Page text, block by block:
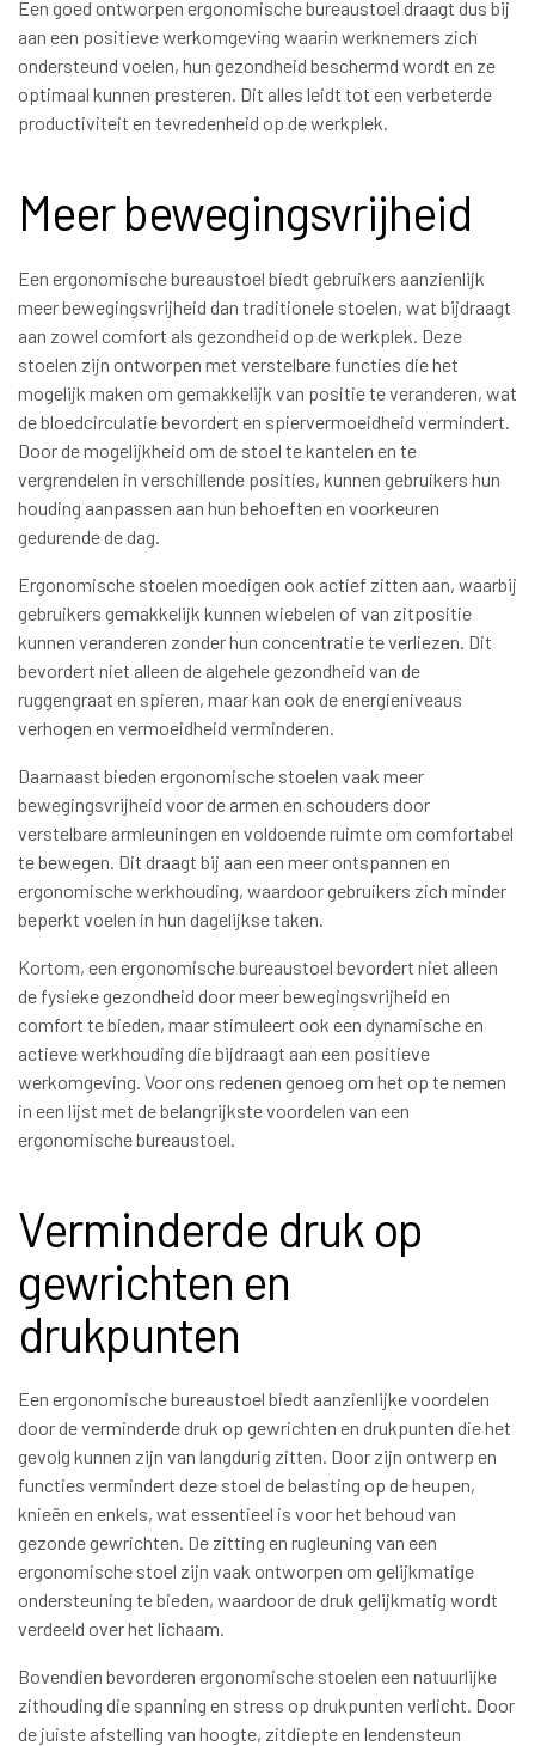
Een goed ontworpen ergonomische bureaustoel draagt dus bij
aan een positieve werkomgeving waarin werknemers zich
ondersteund voelen, hun gezondheid beschermd wordt en ze
optimaal kunnen presteren. Dit alles leidt tot een verbeterde
productiviteit en tevredenheid op de werkplek.
Meer bewegingsvrijheid
Een ergonomische bureaustoel biedt gebruikers aanzienlijk
meer bewegingsvrijheid dan traditionele stoelen, wat bijdraagt
aan zowel comfort als gezondheid op de werkplek. Deze
stoelen zijn ontworpen met verstelbare functies die het
mogelijk maken om gemakkelijk van positie te veranderen, wat
de bloedcirculatie bevordert en spiervermoeidheid vermindert.
Door de mogelijkheid om de stoel te kantelen en te
vergrendelen in verschillende posities, kunnen gebruikers hun
houding aanpassen aan hun behoeften en voorkeuren
gedurende de dag.
Ergonomische stoelen moedigen ook actief zitten aan, waarbij
gebruikers gemakkelijk kunnen wiebelen of van zitpositie
kunnen veranderen zonder hun concentratie te verliezen. Dit
bevordert niet alleen de algehele gezondheid van de
ruggengraat en spieren, maar kan ook de energieniveaus
verhogen en vermoeidheid verminderen.
Daarnaast bieden ergonomische stoelen vaak meer
bewegingsvrijheid voor de armen en schouders door
verstelbare armleuningen en voldoende ruimte om comfortabel
te bewegen. Dit draagt bij aan een meer ontspannen en
ergonomische werkhouding, waardoor gebruikers zich minder
beperkt voelen in hun dagelijkse taken.
Kortom, een ergonomische bureaustoel bevordert niet alleen
de fysieke gezondheid door meer bewegingsvrijheid en
comfort te bieden, maar stimuleert ook een dynamische en
actieve werkhouding die bijdraagt aan een positieve
werkomgeving. Voor ons redenen genoeg om het op te nemen
in een lijst met de belangrijkste voordelen van een
ergonomische bureaustoel.
Verminderde druk op
gewrichten en
drukpunten
Een ergonomische bureaustoel biedt aanzienlijke voordelen
door de verminderde druk op gewrichten en drukpunten die het
gevolg kunnen zijn van langdurig zitten. Door zijn ontwerp en
functies vermindert deze stoel de belasting op de heupen,
knieën en enkels, wat essentieel is voor het behoud van
gezonde gewrichten. De zitting en rugleuning van een
ergonomische stoel zijn vaak ontworpen om gelijkmatige
ondersteuning te bieden, waardoor de druk gelijkmatig wordt
verdeeld over het lichaam.
Bovendien bevorderen ergonomische stoelen een natuurlijke
zithouding die spanning en stress op drukpunten verlicht. Door
de juiste afstelling van hoogte, zitdiepte en lendensteun